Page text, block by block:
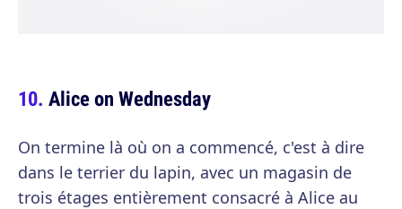
Alice on Wednesday
On termine là où on a commencé, c'est à dire
dans le terrier du lapin, avec un magasin de
trois étages entièrement consacré à Alice au